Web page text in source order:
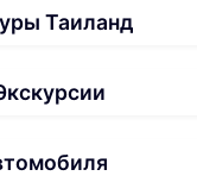
Таиланд